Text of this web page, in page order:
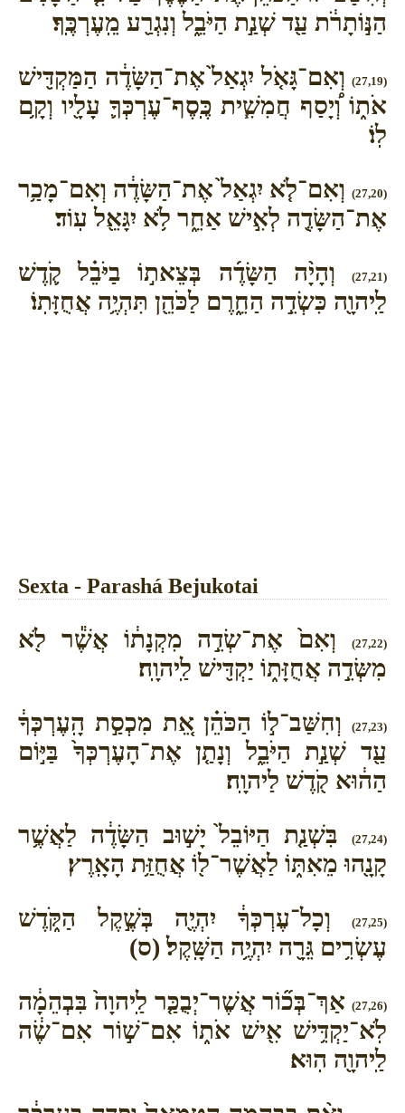
הַנּ֣וֹתָרֹ֔ת עַ֖ד שְׁנַ֣ת הַיֹּבֵ֑ל וְנִגְרַ֖ע מֵֽעֶרְכֶּֽךָ׃
(27,19)
וְאִם־גָּאֹ֤ל יִגְאַל֙ אֶת־הַשָּׂדֶ֔ה הַמַּקְדִּ֖ישׁ
אֹת֑וֹ וְ֠יָסַף חֲמִשִׁ֧ית כֶּֽסֶף־עֶרְכְּךָ֛ עָלָ֖יו וְקָ֥ם
לֽוֹ׃
(27,20)
וְאִם־לֹ֤א יִגְאַל֙ אֶת־הַשָּׂדֶ֔ה וְאִם־מָכַ֥ר
אֶת־הַשָּׂדֶ֖ה לְאִ֣ישׁ אַחֵ֑ר לֹ֥א יִגָּאֵ֖ל עֽוֹד׃
(27,21)
וְהָיָ֨ה הַשָּׂדֶ֜ה בְּצֵאת֣וֹ בַיֹּבֵ֗ל קֹ֛דֶשׁ
לַֽיהוָ֖ה כִּשְׂדֵ֣ה הַחֵ֑רֶם לַכֹּהֵ֖ן תִּהְיֶ֥ה אֲחֻזָּתֽוֹ׃
Sexta - Parashá Bejukotai
(27,22)
וְאִם֙ אֶת־שְׂדֵ֣ה מִקְנָת֔וֹ אֲשֶׁ֕ר לֹ֖א
מִשְּׂדֵ֣ה אֲחֻזָּת֑וֹ יַקְדִּ֖ישׁ לַֽיהוָֽה׃
(27,23)
וְחִשַּׁב־ל֣וֹ הַכֹּהֵ֗ן אֵ֚ת מִכְסַ֣ת הָֽעֶרְכְּךָ֔
עַ֖ד שְׁנַ֣ת הַיֹּבֵ֑ל וְנָתַ֤ן אֶת־הָעֶרְכְּךָ֙ בַּיּ֣וֹם
הַה֔וּא קֹ֖דֶשׁ לַיהוָֽה׃
(27,24)
בִּשְׁנַ֤ת הַיּוֹבֵל֙ יָשׁ֣וּב הַשָּׂדֶ֔ה לַאֲשֶׁ֥ר
קָנָ֖הוּ מֵאִתּ֑וֹ לַאֲשֶׁר־ל֖וֹ אֲחֻזַּ֥ת הָאָֽרֶץ׃
(27,25)
וְכָל־עֶרְכְּךָ֔ יִהְיֶ֖ה בְּשֶׁ֣קֶל הַקֹּ֑דֶשׁ
עֶשְׂרִ֥ים גֵּרָ֖ה יִהְיֶ֥ה הַשָּֽׁקֶל׃ (ס)
(27,26)
אַךְ־בְּכ֞וֹר אֲשֶׁר־יְבֻכַּ֤ר לַֽיהוָה֙ בִּבְהֵמָ֔ה
לֹֽא־יַקְדִּ֥ישׁ אִ֖ישׁ אֹת֑וֹ אִם־שׁ֣וֹר אִם־שֶׂ֔ה
לַֽיהוָ֖ה הֽוּא׃